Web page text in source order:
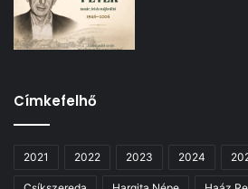
Címkefelhő
2021 2022 2023 2024